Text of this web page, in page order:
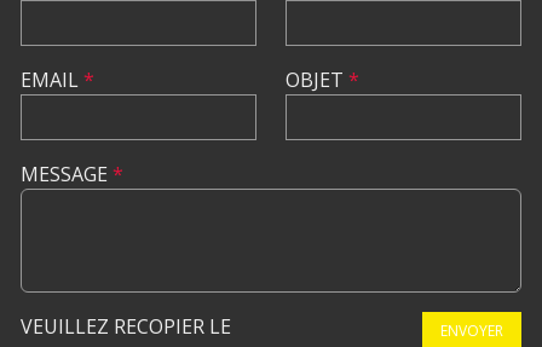
EMAIL* OBJET *
MESSAGE *
VEUILLEZ RECOPIER LE
ENVOYER